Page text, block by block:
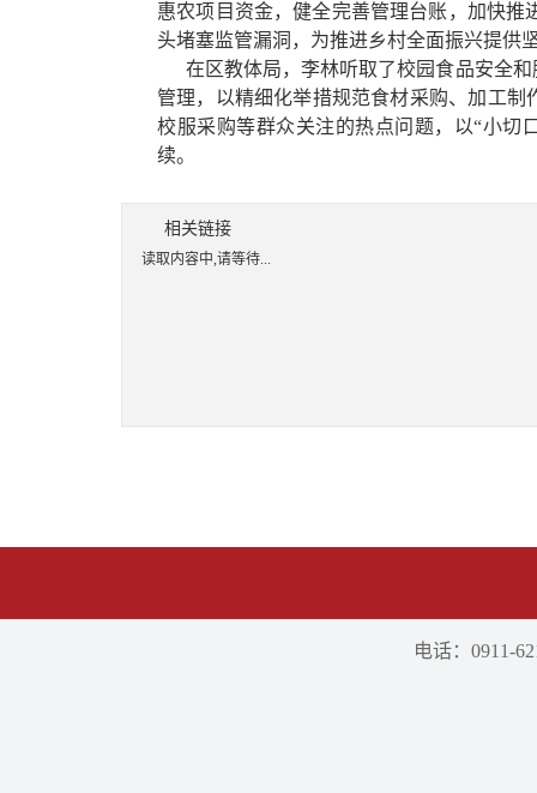
惠农项目资金，健全完善管理台账，加快
头堵塞监管漏洞，为推进乡村全面振兴提供
在区教体局，李林听取了校园食品安全
管理，以精细化举措规范食材采购、加工
校服采购等群众关注的热点问题，以“小切
续。
相关链接
读取内容中,请等待...
电话：0911-